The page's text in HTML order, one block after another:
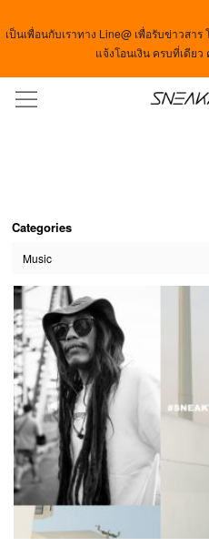
เป็นเพื่อนกับเราทาง Line@ เพื่อรับข่าวสา
แจ้งโอนเงิน ครบที่เดีย
Menu
Categories